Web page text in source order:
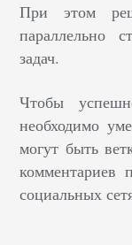
При этом
параллельно
задач.
Чтобы
необходимо
могут быть
комментариев
социальных